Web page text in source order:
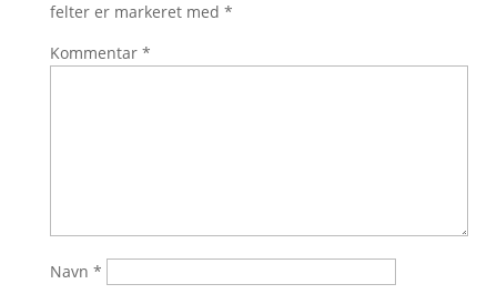
felter er markeret med *
Kommentar *
Navn *